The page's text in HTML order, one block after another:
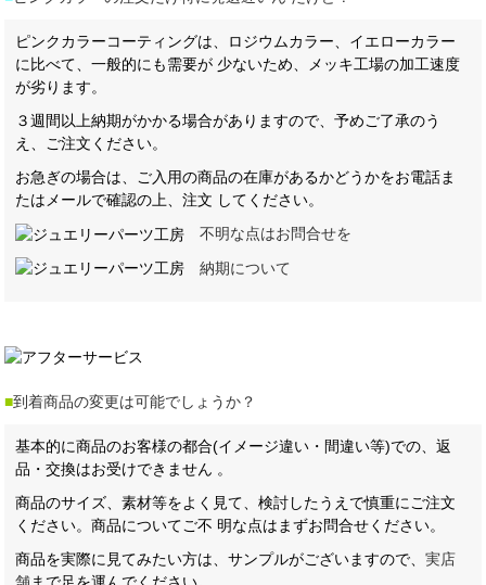
ピンクカラーコーティングは、ロジウムカラー、イエローカラー
に比べて、一般的にも需要が 少ないため、メッキ工場の加工速度
が劣ります。
３週間以上納期がかかる場合がありますので、予めご了承のう
え、ご注文ください。
お急ぎの場合は、ご入用の商品の在庫があるかどうかをお電話ま
たはメールで確認の上、注文 してください。
不明な点はお問合せを
納期について
■到着商品の変更は可能でしょうか？
基本的に商品のお客様の都合(イメージ違い・間違い等)での、返
品・交換はお受けできません 。
商品のサイズ、素材等をよく見て、検討したうえで慎重にご注文
ください。商品についてご不 明な点はまずお問合せください。
商品を実際に見てみたい方は、サンプルがございますので、実店